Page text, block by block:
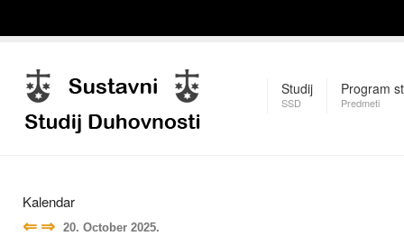
Studij
SSD
Program
Predmeti
Kalendar
⇐ ⇒ 20. October 2025.